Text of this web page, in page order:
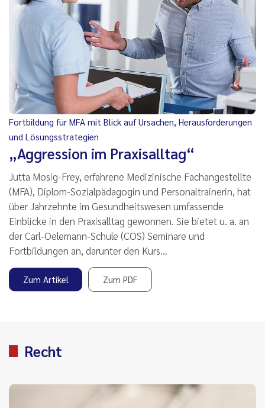
Fortbildung für MFA mit Blick auf Ursachen, Herausforderungen
und Lösungsstrategien
„Aggression im Praxisalltag“
Jutta Mosig-Frey, erfahrene Medizinische Fachangestellte
(MFA), Diplom-Sozialpädagogin und Personaltrainerin, hat
über Jahrzehnte im Gesundheitswesen umfassende
Einblicke in den Praxisalltag gewonnen. Sie bietet u. a. an
der Carl-Oelemann-Schule (COS) Seminare und
Fortbildungen an, darunter den Kurs…
Zum Artikel Zum PDF
Recht